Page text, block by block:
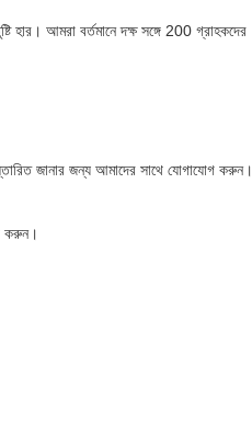
হার। আমরা বর্তমানে দক্ষ সঙ্গে 200 গ্রাহকদের
জানার জন্য আমাদের সাথে যোগাযোগ করুন।
করুন।